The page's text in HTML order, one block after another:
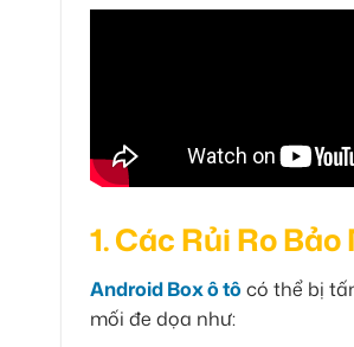
1. Các Rủi Ro
Android Box ô tôcó thể bị
mối đe dọa như: